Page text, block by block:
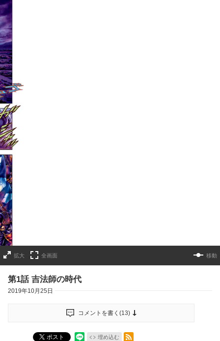
拡大 全画面 移動
第1話 吉法師の時代
2019年10月25日
コメントを書く(13)
ポスト 埋め込む
RSSフィード